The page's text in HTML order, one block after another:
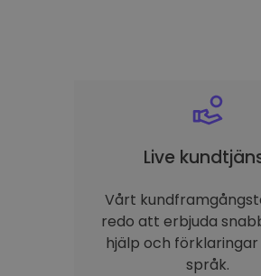
Live
Vårt
redo att erbjuda
hjälp och
språk.